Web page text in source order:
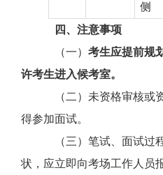
侧
四、注意事项
（一） 考生应提前规
许考生进入候考室。
（二）未资格审核或
得参加面试。
（三）笔试、面试过
状，应立即向考场工作人员